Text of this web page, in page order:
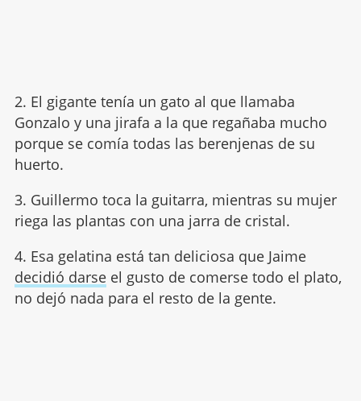
2. El gigante tenía un gato al que llamaba
Gonzalo y una jirafa a la que regañaba mucho
porque se comía todas las berenjenas de su
huerto.
3. Guillermo toca la guitarra, mientras su mujer
riega las plantas con una jarra de cristal.
4. Esa gelatina está tan deliciosa que Jaime
decidió darseel gusto de comerse todo el plato,
no dejó nada para el resto de la gente.